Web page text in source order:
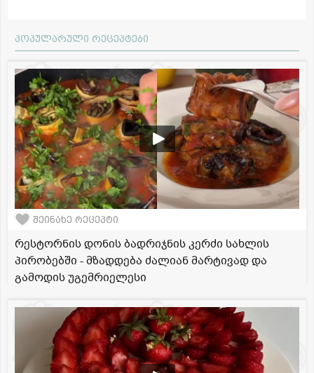
პოპულარული რეცეპტები
შეინახე რეცეპტი
რესტორნის დონის ბადრიჯნის კერძი სახლის
პირობებში - მზადდება ძალიან მარტივად და
გამოდის უგემრიელესი